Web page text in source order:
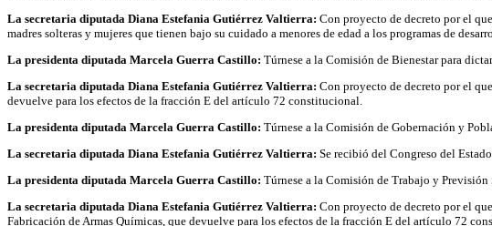
La secretaria diputada Diana Estefania Gutiérrez Valtierra: Con proyecto de decreto por el
madres solteras y mujeres que tienen bajo su cuidado a menores de edad a los programas de
La presidenta diputada Marcela Guerra Castillo: Túrnese a la Comisión de Bienestar para
La secretaria diputada Diana Estefania Gutiérrez Valtierra: Con proyecto de decreto por el
devuelve para los efectos de la fracción E del artículo 72 constitucional.
La presidenta diputada Marcela Guerra Castillo: Túrnese a la Comisión de Gobernación y
La secretaria diputada Diana Estefania Gutiérrez Valtierra: Se recibió del Congreso del
La presidenta diputada Marcela Guerra Castillo: Túrnese a la Comisión de Trabajo y Previsión
La secretaria diputada Diana Estefania Gutiérrez Valtierra: Con proyecto de decreto por el
Fabricación de Armas Químicas, que devuelve para los efectos de la fracción E del artículo 72